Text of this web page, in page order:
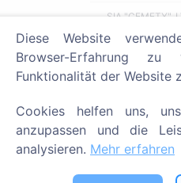
SIA "CEMETY",
371
Wir sind in ganz
Diese Website
Browser-Erfahrung
Funktionalität der Website
Cookies helfen uns,
anzupassen und die
analysieren. Mehr erfahren